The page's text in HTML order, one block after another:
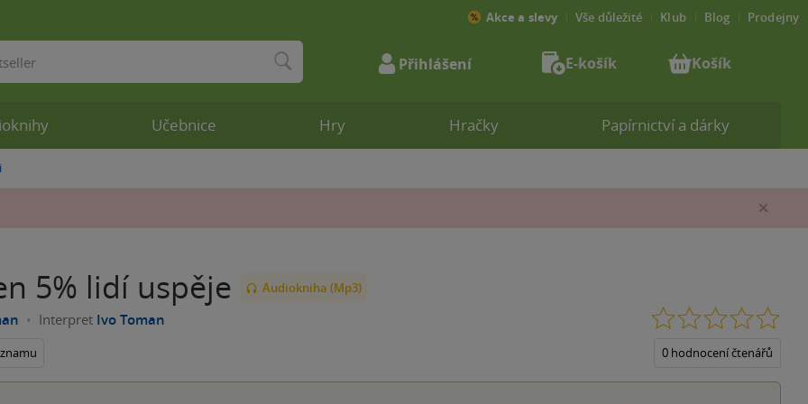
5% lidí uspěje Audiokniha (Mp3)
Interpret Ivo Toman
0 hodnocení čtenářů
Učebnice Hry Hračky Papírnictví a dárky
Akce a slevy Vše důležité Klub Blog Prodejny
Přihlášení E-košík Košík